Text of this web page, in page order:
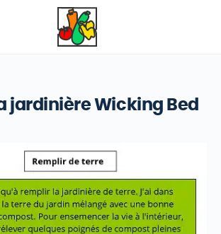
jardinière Wicking Bed